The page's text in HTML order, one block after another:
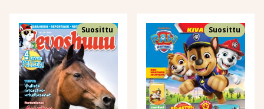
Suosittu Suosittu